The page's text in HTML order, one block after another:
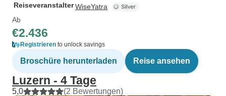
ReiseveranstalterWiseYatra
Ab
€2.436
Registrieren to unlock savings
Broschüre herunterladen Reise ansehen
Luzern - 4 Tage
5,0 (2 Bewertungen)